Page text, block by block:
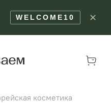
WELCOME10 ✕
косметика